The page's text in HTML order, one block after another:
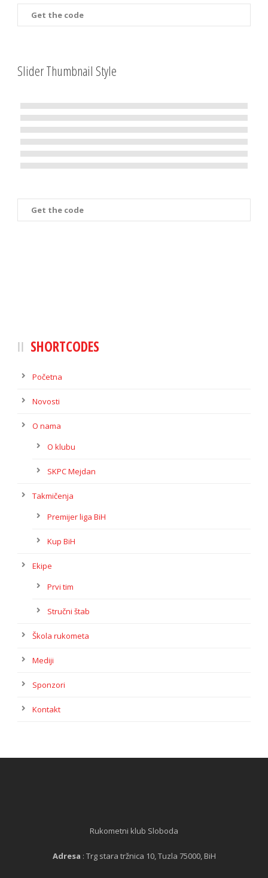
Get the code
Slider Thumbnail Style
Get the code
SHORTCODES
Početna
Novosti
O nama
O klubu
SKPC Mejdan
Takmičenja
Premijer liga BiH
Kup BiH
Ekipe
Prvi tim
Stručni štab
Škola rukometa
Mediji
Sponzori
Kontakt
Rukometni klub Sloboda
Adresa : Trg stara tržnica 10, Tuzla 75000, BiH